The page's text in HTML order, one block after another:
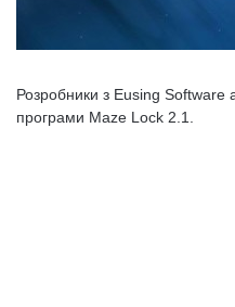
Розробники з Eusing Software
програми Maze Lock 2.1.